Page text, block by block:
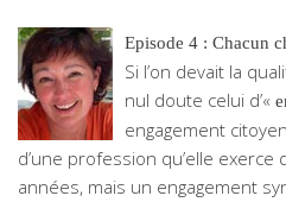
Episode 4 : Chacun
Si l’on devait la
nul doute celui d’«
engagement
d’une profession qu’elle
années, mais un engagement